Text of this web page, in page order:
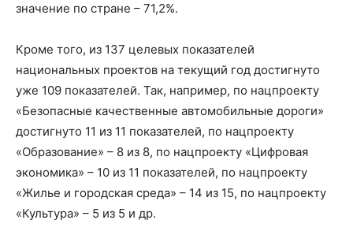
значение по стране – 71,2%.
Кроме того, из 137 целевых показателей
национальных проектов на текущий год достигнуто
уже 109 показателей. Так, например, по нацпроекту
«Безопасные качественные автомобильные дороги»
достигнуто 11 из 11 показателей, по нацпроекту
«Образование» – 8 из 8, по нацпроекту «Цифровая
экономика» – 10 из 11 показателей, по нацпроекту
«Жилье и городская среда» – 14 из 15, по нацпроекту
«Культура» – 5 из 5 и др.